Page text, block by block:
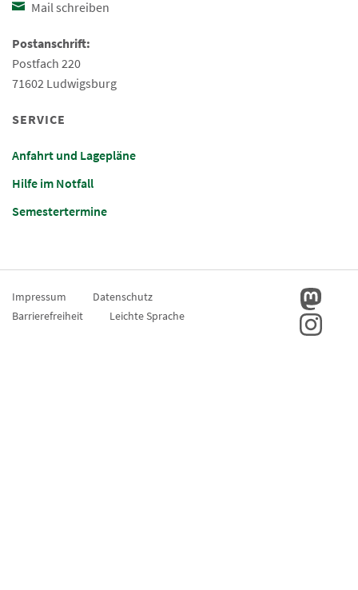
Mail schreiben
Postanschrift:
Postfach 220
71602 Ludwigsburg
SERVICE
Anfahrt und Lagepläne
Hilfe im Notfall
Semestertermine
Impressum
Datenschutz
Barrierefreiheit
Leichte Sprache